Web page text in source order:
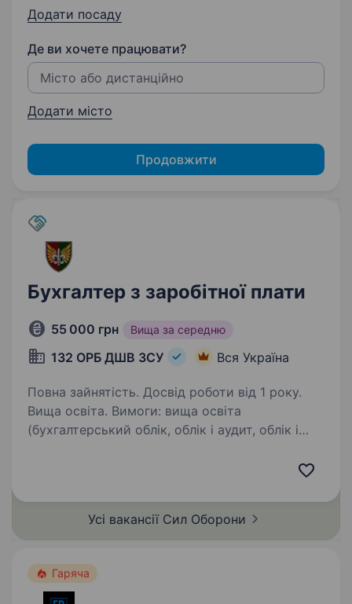
Додати посаду
Де ви хочете працювати?
Додати місто
Продовжити
Бухгалтер з заробітної плати
55 000 грн Вища за середню
132 ОРБ ДШВ ЗСУ Вся Україна
Повна зайнятість. Досвід роботи від 1 року.
Вища освіта. Вимоги: вища освіта
(бухгалтерський облік, облік і аудит, облік і
роботи бухгалтером, економістом бажаний
користування ПК…
Усі вакансії Сил Оборони
Гаряча